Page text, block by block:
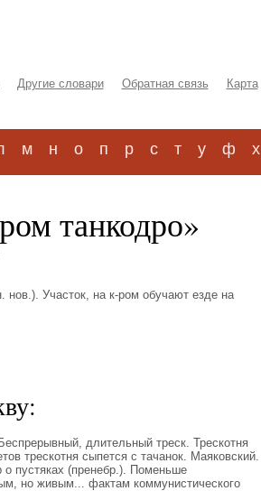
Другие словари Обратная связь
Карта
м н о п р с т у ф х
танкодро»
нов.). Участок, на к-ром обучают езде на
длительный треск. Трескотня
трескотня сыпется с тачанок. Маяковский.
пустяках (пренебр.). Поменьше
но живым... фактам коммунистического